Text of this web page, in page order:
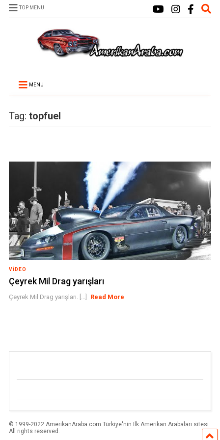
TOP MENU
MENU
Tag: topfuel
VIDEO
Çeyrek Mil Drag yarışları
Çeyrek Mil Drag yarışları. [...] Read More
© 1999-2022 AmerikanAraba.com Türkiye'nin Ilk Amerikan Arabaları sitesi.
All rights reserved.